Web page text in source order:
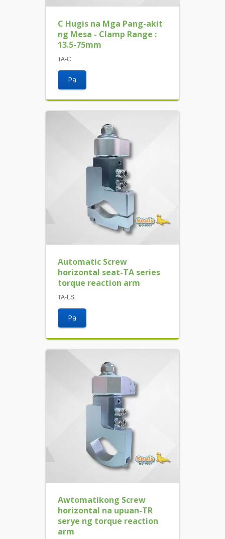
C Hugis na Mga Pang-akit
ng Mesa - Clamp Range :
13.5-75mm
TA-C
Pa
Automatic Screw
horizontal seat-TA series
torque reaction arm
TA-LS
Pa
Awtomatikong Screw
horizontal na upuan-TR
serye ng torque reaction
arm